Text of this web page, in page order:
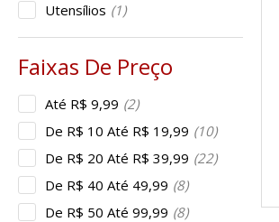
Utensílios (1)
Até R$ 9,99 (2)
De R$ 10 Até R$ 19,99 (10)
De R$ 20 Até R$ 39,99 (22)
De R$ 40 Até 49,99 (8)
De R$ 50 Até 99,99 (8)